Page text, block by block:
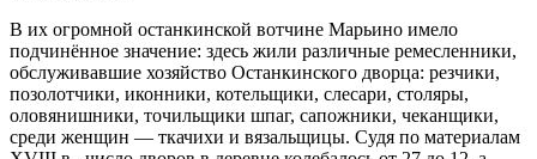
В их огромной останкинской вотчине Марьино имело
подчинённое значение: здесь жили различные ремесленники,
обслуживавшие хозяйство Останкинского дворца: резчики,
позолотчики, иконники, котельщики, слесари, столяры,
оловянишники, точильщики шпаг, сапожники, чеканщики,
среди женщин — ткачихи и вязальщицы. Судя по материалам